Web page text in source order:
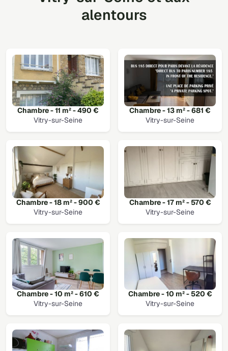
alentours
Chambre - 11 m² - 490 €
Vitry-sur-Seine
Chambre - 13 m² - 681 €
Vitry-sur-Seine
Chambre - 18 m² - 900 €
Vitry-sur-Seine
Chambre - 17 m² - 570 €
Vitry-sur-Seine
Chambre - 10 m² - 610 €
Vitry-sur-Seine
Chambre - 10 m² - 520 €
Vitry-sur-Seine